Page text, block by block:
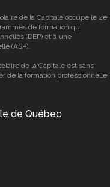
de la Capitale occupe le 2e
de formation qui
(DEP) et à une
(ASP).
de la Capitale est sans
de la formation professionnelle
de Québec